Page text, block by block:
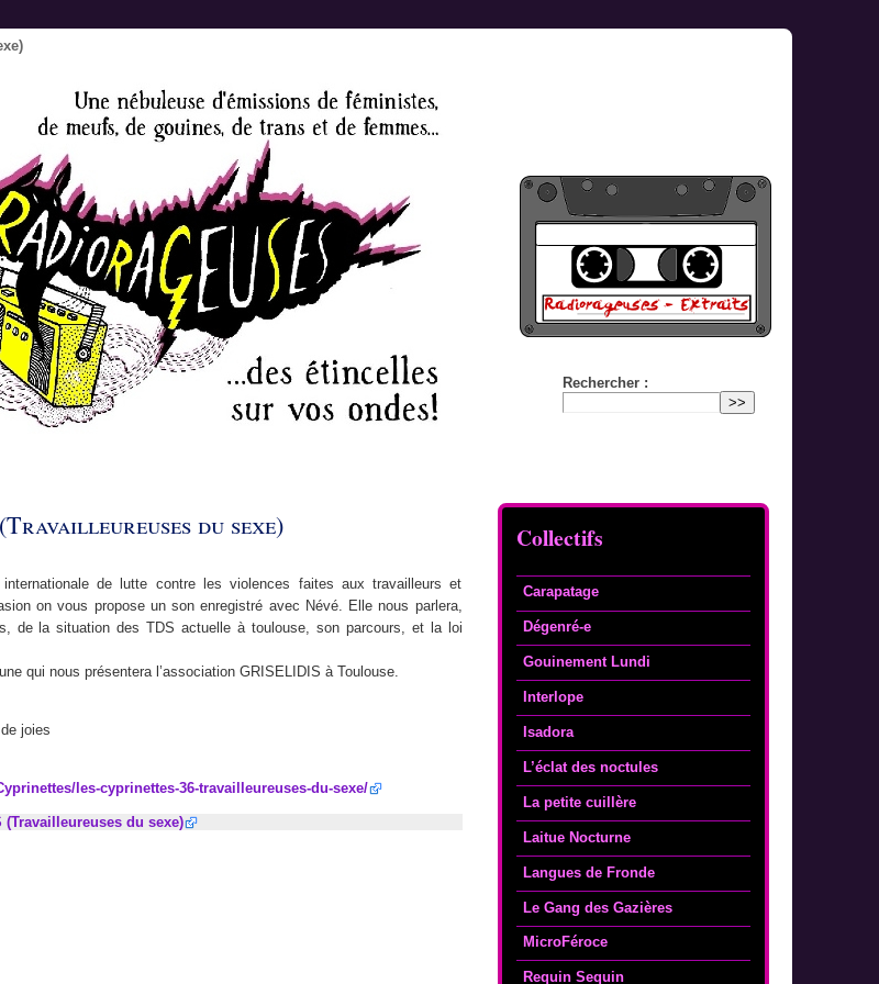
Rechercher :
Collectifs
Carapatage
Dégenré-e
Gouinement Lundi
Interlope
Isadora
L’éclat des noctules
La petite cuillère
Laitue Nocturne
Langues de Fronde
Le Gang des Gazières
MicroFéroce
Requin Sequin
du sexe)
de lutte contre les violences faites aux travailleurs et
on vous propose un son enregistré avec Névé. Elle nous parlera,
de la situation des TDS actuelle à toulouse, son parcours, et la loi
qui nous présentera l’association GRISELIDIS à Toulouse.
joies
les-cyprinettes-36-travailleureuses-du-sexe/
(Travailleureuses du sexe)